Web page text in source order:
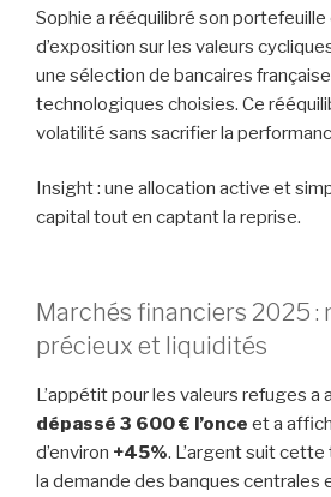
Sophie a rééquilibré son
d’exposition sur les valeurs
une sélection de bancaires
technologiques choisies. Ce
volatilité sans sacrifier la
Insight : une allocation active et
capital tout en captant la reprise.
Marchés financiers 2025 :
précieux et liquidités
L’appétit pour les valeurs refuges a
dépassé 3 600 € l’once et a
d’environ +45%. L’argent suit
la demande des banques centrales